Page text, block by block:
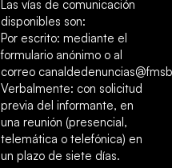
Las vías de comunicación
disponibles son:
Por escrito: mediante el
formulario anónimo o al
correo
Verbalmente: con solicitud
previa del informante, en
una reunión (presencial,
telemática o telefónica) en
un plazo de siete días.